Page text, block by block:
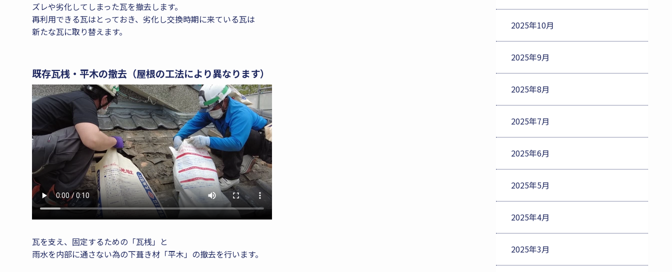
ズレや劣化してしまった瓦を撤去します。
再利用できる瓦はとっておき、劣化し交換時期に来ている瓦は
新たな瓦に取り替えます。
既存瓦桟・平木の撤去（屋根の工法により異なります）
瓦を支え、固定するための「瓦桟」と
雨水を内部に通さない為の下葺き材「平木」の撤去を行います。
2025年10月
2025年9月
2025年8月
2025年7月
2025年6月
2025年5月
2025年4月
2025年3月